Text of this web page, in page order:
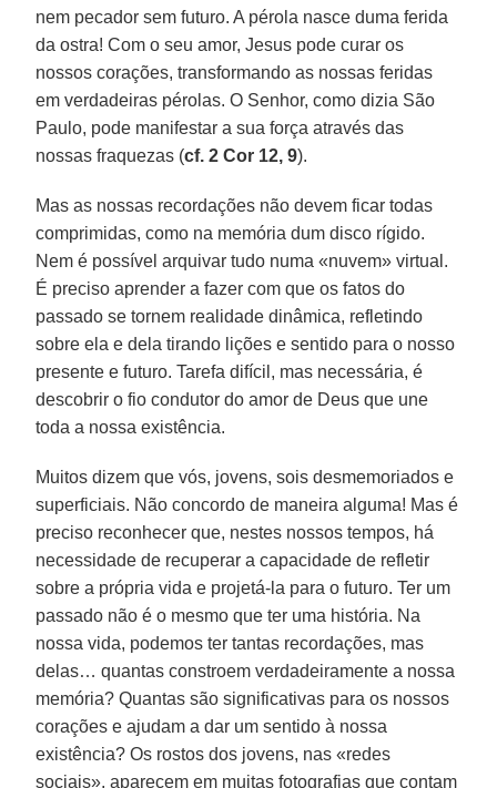
nem pecador sem futuro. A pérola nasce duma ferida
da ostra! Com o seu amor, Jesus pode curar os
nossos corações, transformando as nossas feridas
em verdadeiras pérolas. O Senhor, como dizia São
Paulo, pode manifestar a sua força através das
nossas fraquezas (cf. 2 Cor 12, 9).
Mas as nossas recordações não devem ficar todas
comprimidas, como na memória dum disco rígido.
Nem é possível arquivar tudo numa «nuvem» virtual.
É preciso aprender a fazer com que os fatos do
passado se tornem realidade dinâmica, refletindo
sobre ela e dela tirando lições e sentido para o nosso
presente e futuro. Tarefa difícil, mas necessária, é
descobrir o fio condutor do amor de Deus que une
toda a nossa existência.
Muitos dizem que vós, jovens, sois desmemoriados e
superficiais. Não concordo de maneira alguma! Mas é
preciso reconhecer que, nestes nossos tempos, há
necessidade de recuperar a capacidade de refletir
sobre a própria vida e projetá-la para o futuro. Ter um
passado não é o mesmo que ter uma história. Na
nossa vida, podemos ter tantas recordações, mas
delas… quantas constroem verdadeiramente a nossa
memória? Quantas são significativas para os nossos
corações e ajudam a dar um sentido à nossa
existência? Os rostos dos jovens, nas «redes
sociais», aparecem em muitas fotografias que contam